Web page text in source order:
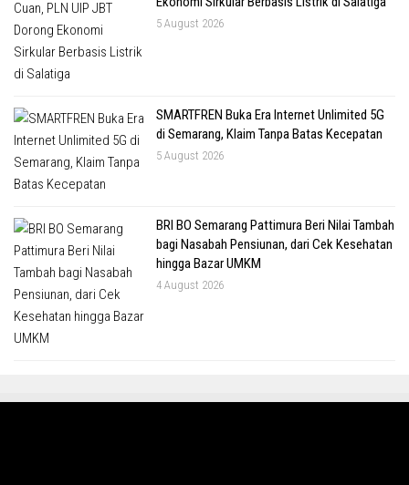
5 August 2026
SMARTFREN Buka Era Internet Unlimited 5G
di Semarang, Klaim Tanpa Batas Kecepatan
5 August 2026
BRI BO Semarang Pattimura Beri Nilai Tambah
bagi Nasabah Pensiunan, dari Cek Kesehatan
hingga Bazar UMKM
4 August 2026